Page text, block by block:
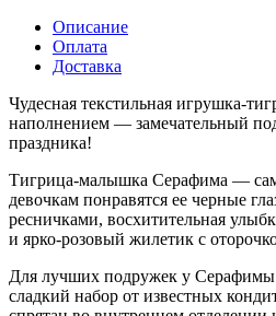
Описание
Оплата
Доставка
Чудесная текстильная
наполнением — замечательный
праздника!
Тигрица‑малышка Серафима —
девочкам понравятся ее черные
ресничками, восхитительная
и ярко‑розовый жилетик с
Для лучших подружек у
сладкий набор от известных